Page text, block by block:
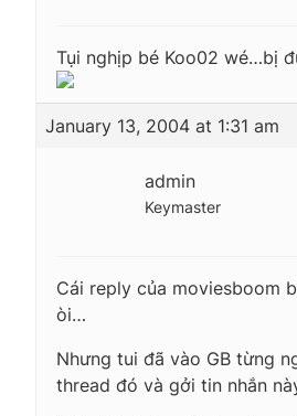
Tụi nghịp bé Koo02 wé…bị
January 13, 2004 at 1:31 am
admin
Keymaster
Cái reply của moviesboom
òi…
Nhưng tui đã vào GB từng
thread đó và gởi tin nhắn